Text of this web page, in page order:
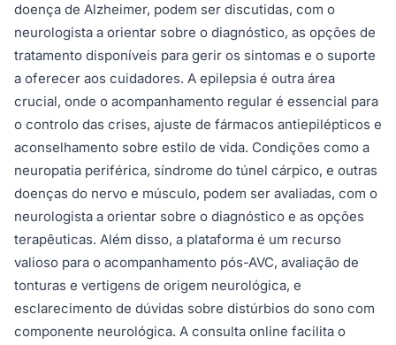
doença de Alzheimer, podem ser discutidas, com o
neurologista a orientar sobre o diagnóstico, as opções de
tratamento disponíveis para gerir os sintomas e o suporte
a oferecer aos cuidadores. A epilepsia é outra área
crucial, onde o acompanhamento regular é essencial para
o controlo das crises, ajuste de fármacos antiepilépticos e
aconselhamento sobre estilo de vida. Condições como a
neuropatia periférica, síndrome do túnel cárpico, e outras
doenças do nervo e músculo, podem ser avaliadas, com o
neurologista a orientar sobre o diagnóstico e as opções
terapêuticas. Além disso, a plataforma é um recurso
valioso para o acompanhamento pós-AVC, avaliação de
tonturas e vertigens de origem neurológica, e
esclarecimento de dúvidas sobre distúrbios do sono com
componente neurológica. A consulta online facilita o